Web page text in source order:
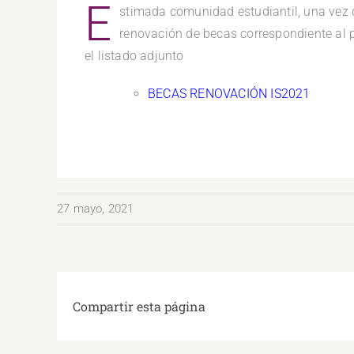
E
stimada comunidad estudiantil, una vez
renovación de becas correspondiente
el listado adjunto
BECAS RENOVACIÓN IS2021
27 mayo, 2021
Compartir esta página